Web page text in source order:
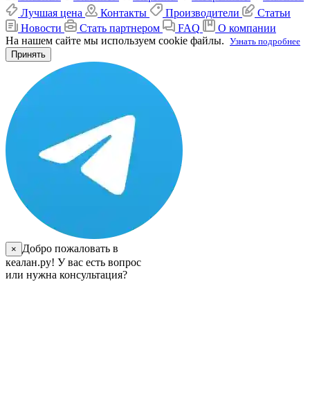
Лучшая цена
Контакты Производители
Статьи
Новости
Стать партнером FAQ
О компании
На нашем сайте мы используем cookie файлы. Узнать подробнее
Принять
×
Добро пожаловать в
кеалан.ру! У вас есть вопрос
или нужна консультация?